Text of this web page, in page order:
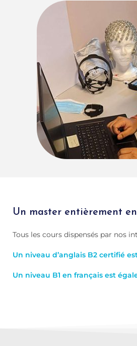
Un master entièrement
Tous les cours dispensés par nos
Un niveau d’anglais B2 certifié
Un niveau B1 en français est